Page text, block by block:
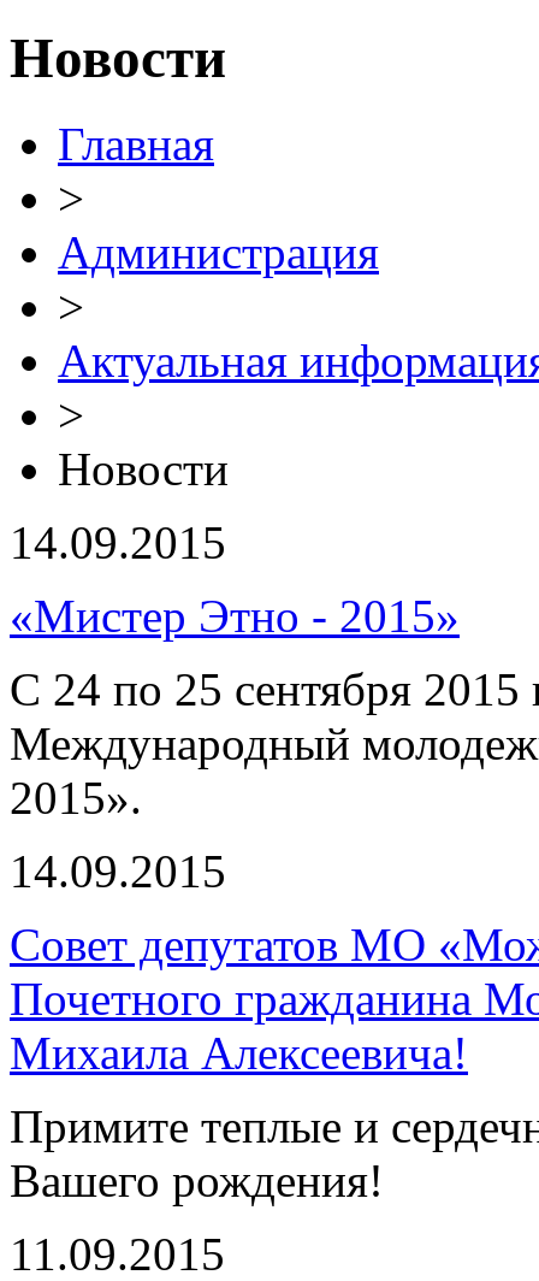
Новости
Главная
>
Администрация
>
Актуальная
>
Новости
14.09.2015
«Мистер Этно - 2015»
С 24 по 25 сентября 2015
Международный
2015».
14.09.2015
Совет депутатов МО
Почетного гражданина
Михаила Алексеевича!
Примите теплые и
Вашего рождения!
11.09.2015